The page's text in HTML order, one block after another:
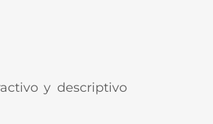
y descriptivo